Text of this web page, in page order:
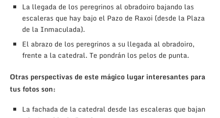
La llegada de los peregrinos al obradoiro bajando las
escaleras que hay bajo el Pazo de Raxoi (desde la Plaza
de la Inmaculada).
El abrazo de los peregrinos a su llegada al obradoiro,
frente a la catedral. Te pondrán los pelos de punta.
Otras perspectivas de este mágico lugar interesantes para
tus fotos son:
La fachada de la catedral desde las escaleras que bajan